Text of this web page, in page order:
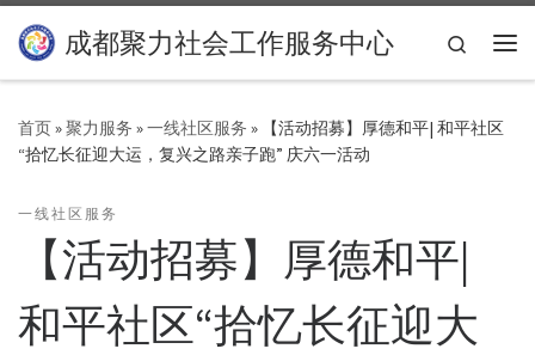
Skip to content
成都聚力社会工作服务中心
Search
首页»聚力服务 »一线社区服务 »
【活动招募】厚德和平| 和平社区
“拾忆长征迎大运，复兴之路亲子跑” 庆六一活动
一线社区服务
【活动招募】厚德和平|
和平社区“拾忆长征迎大